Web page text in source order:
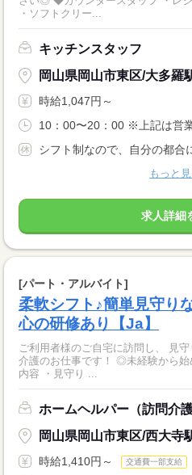
・ソフトクリー...
キッチンスタッフ
岡山県岡山市東区/大多羅
時給1,047円～
10：00〜20：00 ※上記は営
シフト制なので、自分の都合
もっと
求人詳細
[パート・アルバイト]
柔軟シフト♪簡単見守り
心の研修あり【Ja】
ご利用者様のご自宅に訪問し、 見
介護のお仕事です！ ◎未経験から始める方が8割です！ ▼具体的な
内容 ・見守り ...
ホームヘルパー（訪問介護
岡山県岡山市東区/西大寺
時給1,410円～ 交通費一部支給